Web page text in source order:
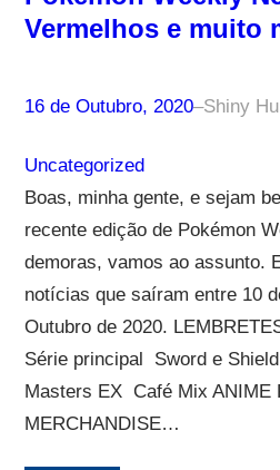
Vermelhos e muito
16 de Outubro, 2020–Shiny
Uncategorized
Boas, minha gente, e sejam
recente edição de Pokémon
demoras, vamos ao assunto.
notícias que saíram entre 10
Outubro de 2020.
Série principal Sword e
Masters EX Café Mix ANIME
MERCHANDISE…